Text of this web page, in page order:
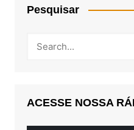
Pesquisar
ACESSE NOSSA